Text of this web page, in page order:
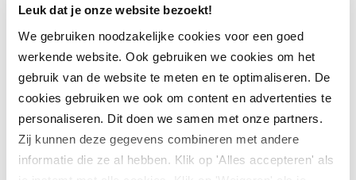
Leuk dat je onze website bezoekt!
We gebruiken noodzakelijke cookies voor een goed
werkende website. Ook gebruiken we cookies om het
gebruik van de website te meten en te optimaliseren. De
cookies gebruiken we ook om content en advertenties te
personaliseren. Dit doen we samen met onze partners.
Zij kunnen deze gegevens combineren met andere
informatie die ze al hebben. Klik op 'Alles accepteren' als
de slag?
Iedereen die zich voor het webinar had aangemeld, heeft
een e-mail ontvangen met de terugkijklink van het webinar.
Zodat deelnemers dit nog eens rustig kunnen terugkijken.
Daarnaast hebben we de belangrijkste informatie op een
rijtje gezet om deelnemers ook te activeren zelf aan de slag
te gaan metde 5 stappen op weg naar je pensioen.